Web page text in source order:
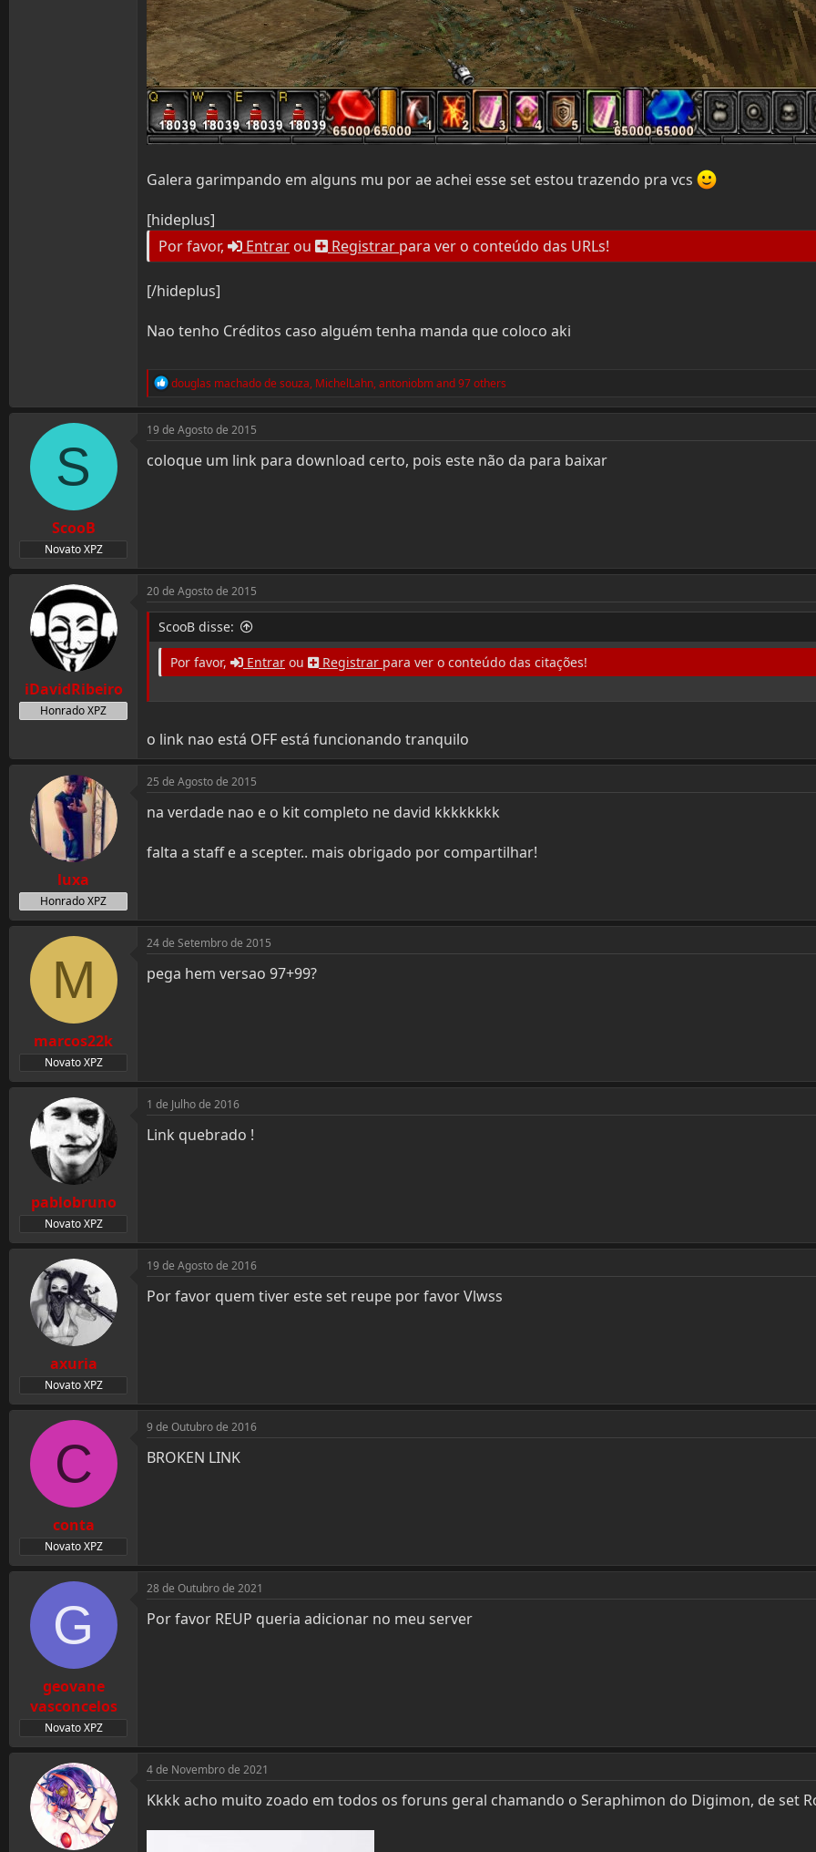
Galera garimpando em alguns mu por ae achei esse set estou trazendo pra vcs
[hideplus]
Por favor,
Entrar ou Registrar para ver o conteúdo das URLs!
[/hideplus]
Nao tenho Créditos caso alguém tenha manda que coloco aki
R
a
c
t
i
o
douglas machado de souza, MichelLahn,antoniobmand 97 others
S
ScooB
Novato XPZ
19 de Agosto de 2015
coloque um link para download certo, pois este não da para baixar
iDavidRibeiro
Honrado XPZ
20 de Agosto de 2015
ScooB disse:
Por favor, Entrar ou Registrar para ver o conteúdo das citações!
o link nao está OFF está funcionando tranquilo
luxa
Honrado XPZ
25 de Agosto de 2015
na verdade nao e o kit completo ne david kkkkkkkk
falta a staff e a scepter.. mais obrigado por compartilhar!
M
marcos22k
Novato XPZ
24 de Setembro de 2015
pega hem versao 97+99?
pablobruno
Novato XPZ
1 de Julho de 2016
Link quebrado !
axuria
Novato XPZ
19 de Agosto de 2016
Por favor quem tiver este set reupe por favor Vlwss
C
conta
Novato XPZ
9 de Outubro de 2016
BROKEN LINK
G
geovane
vasconcelos
Novato XPZ
28 de Outubro de 2021
Por favor REUP queria adicionar no meu server
4 de Novembro de 2021
Kkkk acho muito zoado em todos os foruns geral chamando o Seraphimon do Digimon, de set